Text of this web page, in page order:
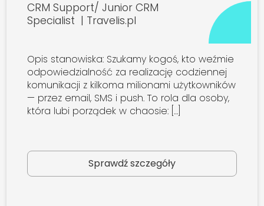
CRM Support/ Junior CRM
Specialist | Travelis.pl
Opis stanowiska: Szukamy kogoś, kto weźmie
odpowiedzialność za realizację codziennej
komunikacji z kilkoma milionami użytkowników
— przez email, SMS i push. To rola dla osoby,
która lubi porządek w chaosie: […]
Sprawdź szczegóły